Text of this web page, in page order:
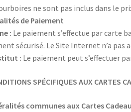
ne sont pas inclus dans le
de Paiement
: Le paiement s’effectue par carte
sécurisé. Le Site Internet n’a pas
: Le paiement peut s’effectuer
SPÉCIFIQUES AUX CARTES
communes aux Cartes